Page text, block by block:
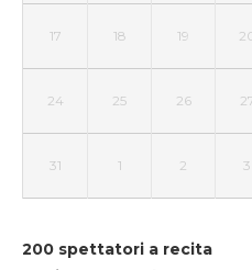
17 18 19
24 25 26
31 1 2 3
200 spettatori a recita